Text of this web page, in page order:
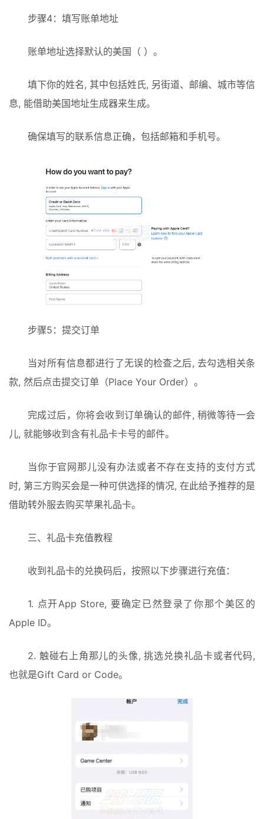
步骤4：填写账单地址
账单地址选择默认的美国（ ）。
填下你的姓名, 其中包括姓氏, 另街道、邮编、城市等信
息, 能借助美国地址生成器来生成。
确保填写的联系信息正确，包括邮箱和手机号。
步骤5：提交订单
当对所有信息都进行了无误的检查之后, 去勾选相关条
款, 然后点击提交订单（Place Your Order）。
完成过后，你将会收到订单确认的邮件, 稍微等待一会
儿, 就能够收到含有礼品卡卡号的邮件。
当你于官网那儿没有办法或者不存在支持的支付方式
时, 第三方购买会是一种可供选择的情况, 在此给予推荐的是
借助转外服去购买苹果礼品卡。
三、礼品卡充值教程
收到礼品卡的兑换码后，按照以下步骤进行充值：
1. 点开App Store, 要确定已然登录了你那个美区的
Apple ID。
2. 触碰右上角那儿的头像, 挑选兑换礼品卡或者代码,
也就是Gift Card or Code。